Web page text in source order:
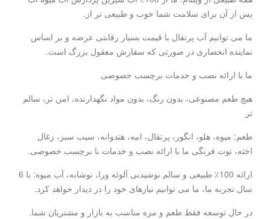
پس از آن برای سلامت شما خوب و طبیعی تر از.
ما می توانیم آب پرتقال با قیمت بسیار رقابتی عرضه و بر اساس
نماینده انحصاری در صورتی که سفارش معقول بزرگ است.
ما با ارائه نصب و خدمات برچسب خصوصی
هیچ طعم مصنوعی، بدون رنگ، بدون مواد نگهدارنده، امن تر، سالم
تر
طعم: میوه، هلو، انگور، پرتقال، انبه، هندوانه، سیب سبز، زغال
اخته، توت فرنگی ما با ارائه نصب و خدمات با برچسب خصوصی.
ارائه 100٪ طبیعی و سالم نوشیدنی آلوئه ورا، نوشابه، آب میوه: با 6
سال تجربه ما، ما می توانیم نیازهای خود را در دیدار خواهد کرد.
در حال توسعه فقط طعم و مزه مناسب به بازار و مشتریان شما.